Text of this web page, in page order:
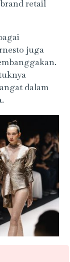
retail
juga
dalam